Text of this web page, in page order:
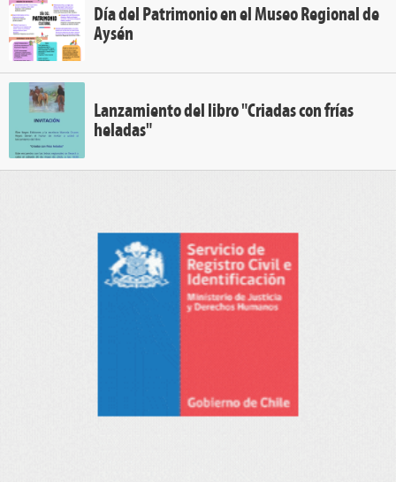
Día del Patrimonio en el Museo Regional de
Aysén
Lanzamiento del libro "Criadas con frías
heladas"